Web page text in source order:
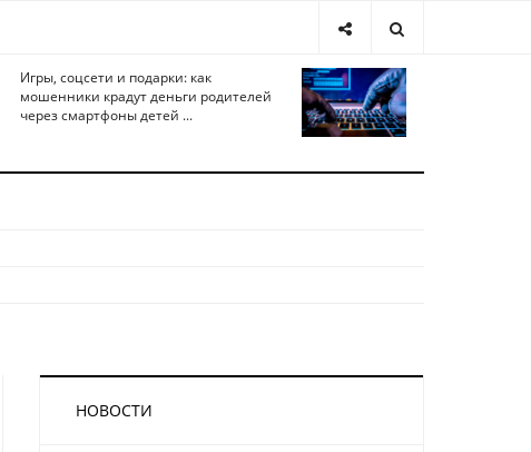
Игры, соцсети и подарки: как
мошенники крадут деньги родителей
через смартфоны детей ...
НОВОСТИ